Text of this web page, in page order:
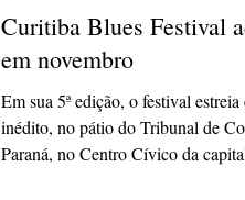
Curitiba Blues Festival
em novembro
Em sua 5ª edição, o festival estreia
inédito, no pátio do Tribunal de
Paraná, no Centro Cívico da